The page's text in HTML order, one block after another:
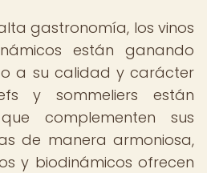
gastronomía, los vinos
están ganando
a su calidad y carácter
y sommeliers están
complementen sus
de manera armoniosa,
y biodinámicos ofrecen